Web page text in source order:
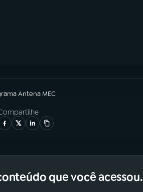
Antena MEC
que você acessou.